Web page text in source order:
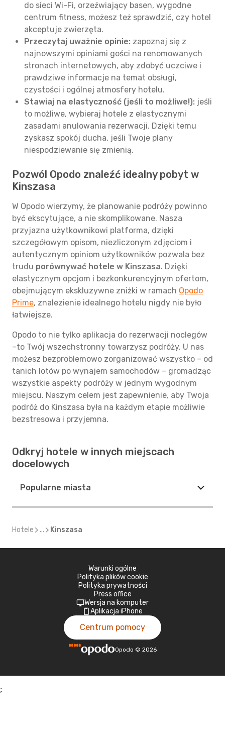
do sieci Wi-Fi, orzeźwiający basen, wygodne
centrum fitness, możesz też sprawdzić, czy hotel
akceptuje zwierzęta.
Przeczytaj uważnie opinie: zapoznaj się z
najnowszymi opiniami gości na renomowanych
stronach internetowych, aby zdobyć uczciwe i
prawdziwe informacje na temat obsługi,
czystości i ogólnej atmosfery hotelu.
Stawiaj na elastyczność (jeśli to możliwe!): jeśli
to możliwe, wybieraj hotele z elastycznymi
zasadami anulowania rezerwacji. Dzięki temu
zyskasz spokój ducha, jeśli Twoje plany
niespodziewanie się zmienią.
Pozwól Opodo znaleźć idealny pobyt w
Kinszasa
W Opodo wierzymy, że planowanie podróży powinno
być ekscytujące, a nie skomplikowane. Nasza
przyjazna użytkownikowi platforma, dzięki
szczegółowym opisom, niezliczonym zdjęciom i
autentycznym opiniom użytkowników pozwala bez
trudu porównywać hotele w Kinszasa. Dzięki
elastycznym opcjom i bezkonkurencyjnym ofertom,
obejmującym ekskluzywne zniżki w ramach Opodo
Prime, znalezienie idealnego hotelu nigdy nie było
łatwiejsze.
Opodo to nie tylko aplikacja do rezerwacji noclegów
–to Twój wszechstronny towarzysz podróży. U nas
możesz bezproblemowo zorganizować wszystko – od
tanich lotów po wynajem samochodów – gromadząc
wszystkie aspekty podróży w jednym wygodnym
miejscu. Naszym celem jest zapewnienie, aby Twoja
podróż do Kinszasa była na każdym etapie możliwie
bezstresowa i przyjemna.
Odkryj hotele w innych miejscach
docelowych
Popularne miasta
Hotele ... Kinszasa
Warunki ogólne
Polityka plików cookie
Polityka prywatności
Press office
Wersja na komputer
Aplikacja iPhone
Centrum pomocy
Opodo © 2026
;